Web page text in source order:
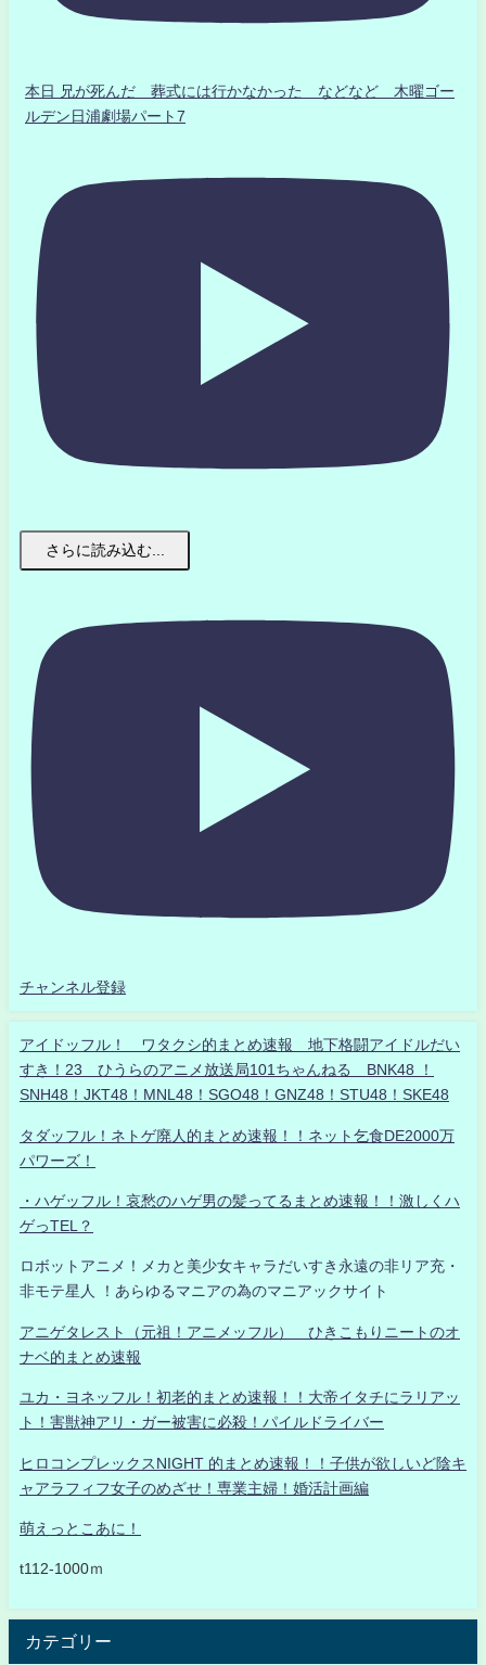
本日 兄が死んだ 葬式には行かなかった などなど 木曜ゴー
ルデン日浦劇場パート7
さらに読み込む...
チャンネル登録
アイドッフル！ ワタクシ的まとめ速報 地下格闘アイドルだい
すき！23 ひうらのアニメ放送局101ちゃんねる BNK48 ！
SNH48！JKT48！MNL48！SGO48！GNZ48！STU48！SKE48
タダッフル！ネトゲ廃人的まとめ速報！！ネット乞食DE2000万
パワーズ！
・ハゲッフル！哀愁のハゲ男の髪ってるまとめ速報！！激しくハ
ゲっTEL？
ロボットアニメ！メカと美少女キャラだいすき永遠の非リア充・
非モテ星人 ！あらゆるマニアの為のマニアックサイト
アニゲタレスト（元祖！アニメッフル） ひきこもりニートのオ
ナベ的まとめ速報
ユカ・ヨネッフル！初老的まとめ速報！！大帝イタチにラリアッ
ト！害獣神アリ・ガー被害に必殺！パイルドライバー
ヒロコンプレックスNIGHT 的まとめ速報！！子供が欲しいど陰キ
ャアラフィフ女子のめざせ！専業主婦！婚活計画編
萌えっとこあに！
t112-1000ｍ
カテゴリー